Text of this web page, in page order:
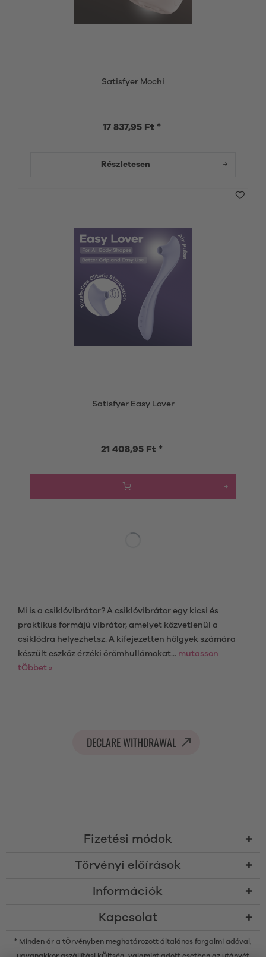
Satisfyer Mochi
17 837,95 Ft *
Részletesen
Satisfyer Easy Lover
21 408,95 Ft *
Mi is a csiklóvibrátor? A csiklóvibrátor egy kicsi és
praktikus formájú vibrátor, amelyet közvetlenül a
csiklódra helyezhetsz. A kifejezetten hölgyek számára
készült eszköz érzéki örömhullámokat... mutasson
tÖbbet »
DECLARE WITHDRAWAL
Fizetési módok
Törvényi előírások
Információk
Kapcsolat
* Minden ár a tÖrvényben meghatározott általános forgalmi adóval,
ugyanakkor aszállítási kÖltség, valamint adott esetben az utánvét